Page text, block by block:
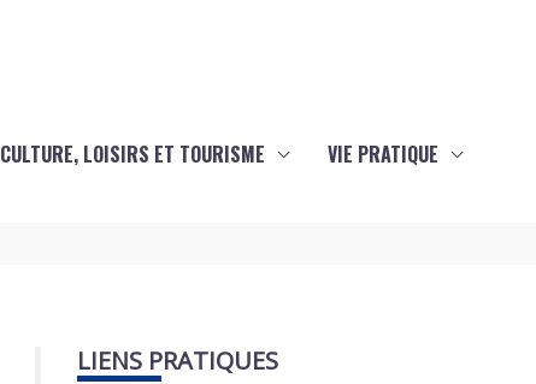
CULTURE, LOISIRS ET TOURISME VIE PRATIQUE
LIENS PRATIQUES